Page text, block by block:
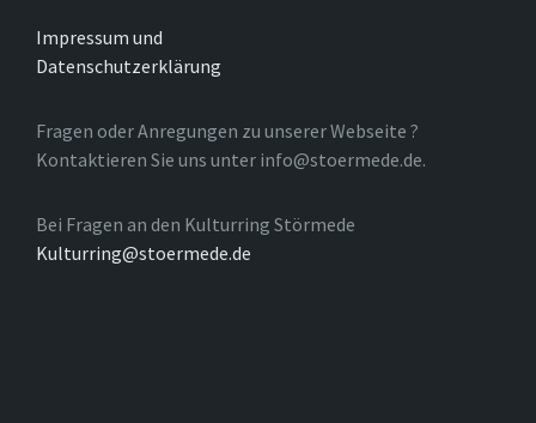
Impressum und
Datenschutzerklärung
Fragen oder Anregungen zu unserer Webseite ?
Kontaktieren Sie uns unter info@stoermede.de.
Bei Fragen an den Kulturring Störmede
Kulturring@stoermede.de